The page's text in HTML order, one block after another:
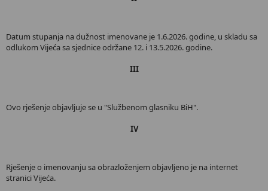
Datum stupanja na dužnost imenovane je 1.6.2026. godine, u skladu sa
odlukom Vijeća sa sjednice održane 12. i 13.5.2026. godine.
III
Ovo rješenje objavljuje se u "Službenom glasniku BiH".
IV
Rješenje o imenovanju sa obrazloženjem objavljeno je na internet
stranici Vijeća.